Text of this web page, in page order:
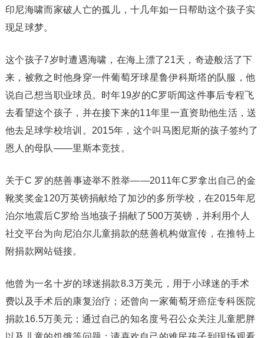
印尼海啸而家破人亡的孤儿，十几年如一日帮助这个孩子实
现足球梦。
这个孩子7岁时遭遇海啸，在海上漂了21天，奇迹般活了下
来，被救之时他身穿一件葡萄牙球星鲁伊科斯塔的队服，他
说自己想当职业球员。时年19岁的C罗听闻这件事后专程飞
去看望这个孩子，并在接下来的11年里一直资助他生活，送
他去足球学校培训。2015年，这个叫马图尼斯的孩子签约了
恩人的母队——里斯本竞技。
关于C 罗的慈善事迹举不胜举——2011年C罗拿出自己的金
靴奖奖金120万英镑捐献给了加沙的多所学校，在2015年尼
泊尔地震后C罗给当地孩子捐献了500万英镑，并利用个人
社交平台为向尼泊尔儿童捐款的慈善机构做宣传，在推特上
附捐款网站链接。
他曾为一名十岁的球迷捐款8.3万美元，用于小球迷的手术
费以及手术后的康复治疗；还曾向一家葡萄牙癌症专科医院
捐款16.5万美元；通过自己的知名度号召公众关注儿童肥胖